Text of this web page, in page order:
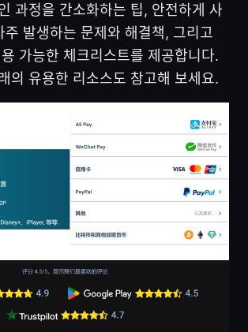
과정을 간소화하는 팁, 안전하게 사
주 발생하는 문제와 해결책, 그리고
가능한 체크리스트를 제공합니다.
의 유용한 리소스도 참고해 보세요.